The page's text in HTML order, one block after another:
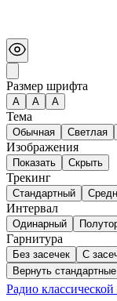
Размер шрифта
А A A
Тема
Обычная Светлая
Изображения
Показать Скрыть
Трекинг
Стандартный
Интервал
Одинарный
Гарнитура
Без засечек
С
Вернуть
Радио